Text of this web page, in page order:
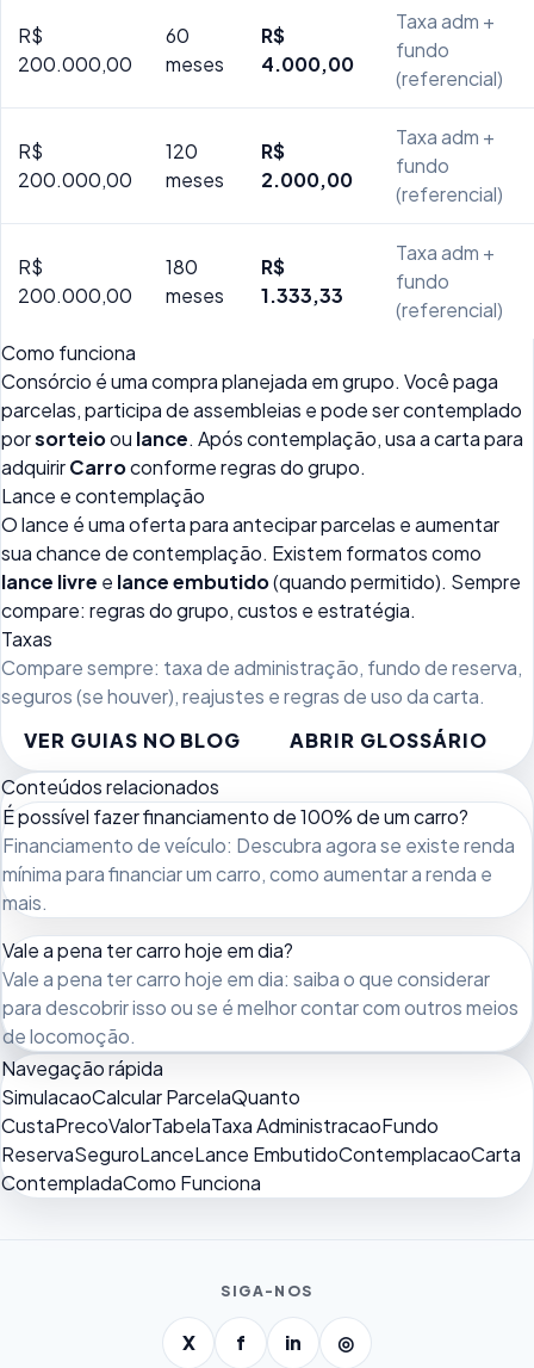
R$
200.000,00
60
meses
R$
4.000,00
Taxa adm +
fundo
(referencial)
R$
200.000,00
120
meses
R$
2.000,00
Taxa adm +
fundo
(referencial)
R$
200.000,00
180
meses
R$
1.333,33
Taxa adm +
fundo
(referencial)
Como funciona
Consórcio é uma compra planejada em grupo. Você paga
parcelas, participa de assembleias e pode ser contemplado
porsorteioou lance. Após contemplação, usa a carta para
adquirirCarroconforme regras do grupo.
Lance e contemplação
O lance é uma oferta para antecipar parcelas e aumentar
sua chance de contemplação. Existem formatos como
lance livre e lance embutido(quando permitido). Sempre
compare: regras do grupo, custos e estratégia.
Taxas
Compare sempre: taxa de administração, fundo de reserva,
seguros (se houver), reajustes e regras de uso da carta.
VER GUIAS NO BLOG
ABRIR GLOSSÁRIO
Conteúdos relacionados
É possível fazer financiamento de 100% de um carro?
Financiamento de veículo: Descubra agora se existe renda
mínima para financiar um carro, como aumentar a renda e
mais.
Vale a pena ter carro hoje em dia?
Vale a pena ter carro hoje em dia: saiba o que considerar
para descobrir isso ou se é melhor contar com outros meios
de locomoção.
Navegação rápida
SimulacaoCalcular ParcelaQuanto
CustaPrecoValorTabelaTaxa AdministracaoFundo
ReservaSeguroLanceLance EmbutidoContemplacaoCarta
ContempladaComo Funciona
SIGA-NOS
X f in ◎